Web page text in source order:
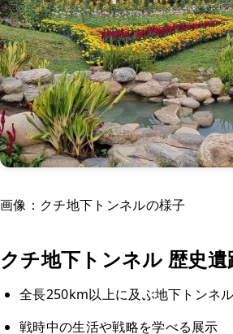
画像：クチ地下トンネルの様子
クチ地下トンネル 歴史
全長250km以上に及ぶ地下トンネ
戦時中の生活や戦略を学べる展示